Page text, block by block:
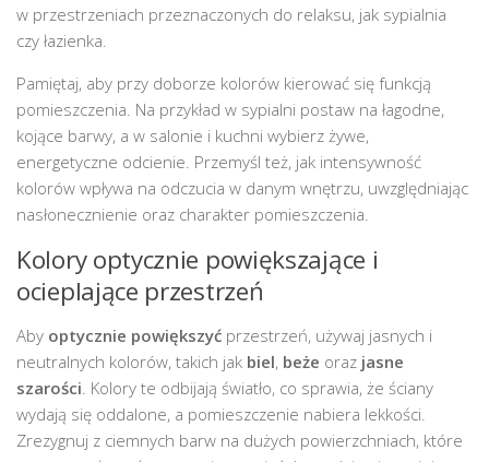
w przestrzeniach przeznaczonych do relaksu, jak sypialnia
czy łazienka.
Pamiętaj, aby przy doborze kolorów kierować się funkcją
pomieszczenia. Na przykład w sypialni postaw na łagodne,
kojące barwy, a w salonie i kuchni wybierz żywe,
energetyczne odcienie. Przemyśl też, jak intensywność
kolorów wpływa na odczucia w danym wnętrzu, uwzględniając
nasłonecznienie oraz charakter pomieszczenia.
Kolory optycznie powiększające i
ocieplające przestrzeń
Aby optycznie powiększyć przestrzeń, używaj jasnych i
neutralnych kolorów, takich jak biel, beże oraz jasne
szarości . Kolory te odbijają światło, co sprawia, że ściany
wydają się oddalone, a pomieszczenie nabiera lekkości.
Zrezygnuj z ciemnych barw na dużych powierzchniach, które